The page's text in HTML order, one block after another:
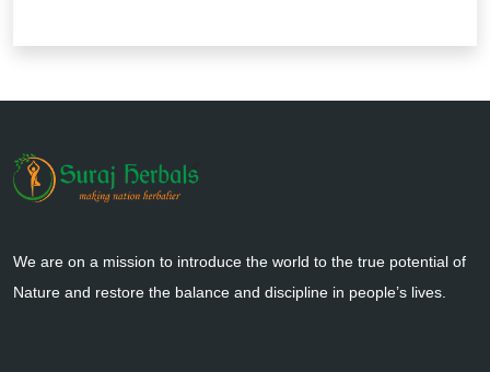
We are on a mission to introduce the world to the true potential of
Nature and restore the balance and discipline in people’s lives.